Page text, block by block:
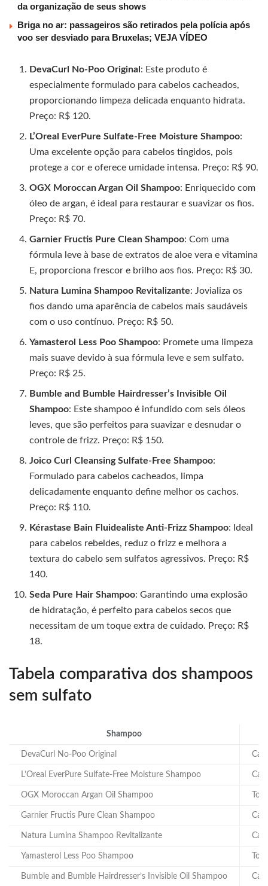
da organização de seus shows
Briga no ar: passageiros são retirados pela polícia após
voo ser desviado para Bruxelas; VEJA VÍDEO
DevaCurl No-Poo Original : Este produto é
especialmente formulado para cabelos cacheados,
proporcionando limpeza delicada enquanto hidrata.
Preço: R$ 120.
L’Oreal EverPure Sulfate-Free Moisture Shampoo:
Uma excelente opção para cabelos tingidos, pois
protege a cor e oferece umidade intensa. Preço: R$ 90.
OGX Moroccan Argan Oil Shampoo: Enriquecido com
óleo de argan, é ideal para restaurar e suavizar os fios.
Preço: R$ 70.
Garnier Fructis Pure Clean Shampoo: Com uma
fórmula leve à base de extratos de aloe vera e vitamina
E, proporciona frescor e brilho aos fios. Preço: R$ 30.
Natura Lumina Shampoo Revitalizante: Jovializa os
fios dando uma aparência de cabelos mais saudáveis
com o uso contínuo. Preço: R$ 50.
Yamasterol Less Poo Shampoo: Promete uma limpeza
mais suave devido à sua fórmula leve e sem sulfato.
Preço: R$ 25.
Bumble and Bumble Hairdresser’s Invisible Oil
Shampoo: Este shampoo é infundido com seis óleos
leves, que são perfeitos para suavizar e desnudar o
controle de frizz. Preço: R$ 150.
Joico Curl Cleansing Sulfate-Free Shampoo:
Formulado para cabelos cacheados, limpa
delicadamente enquanto define melhor os cachos.
Preço: R$ 110.
Kérastase Bain Fluidealiste Anti-Frizz Shampoo: Ideal
para cabelos rebeldes, reduz o frizz e melhora a
textura do cabelo sem sulfatos agressivos. Preço: R$
140.
Seda Pure Hair Shampoo: Garantindo uma explosão
de hidratação, é perfeito para cabelos secos que
necessitam de um toque extra de cuidado. Preço: R$
18.
Tabela comparativa dos shampoos
sem sulfato
Shampoo
DevaCurl No-Poo Original
L’Oreal EverPure Sulfate-Free Moisture Shampoo
OGX Moroccan Argan Oil Shampoo
Garnier Fructis Pure Clean Shampoo
Natura Lumina Shampoo Revitalizante
Yamasterol Less Poo Shampoo
Bumble and Bumble Hairdresser’s Invisible Oil Shampoo